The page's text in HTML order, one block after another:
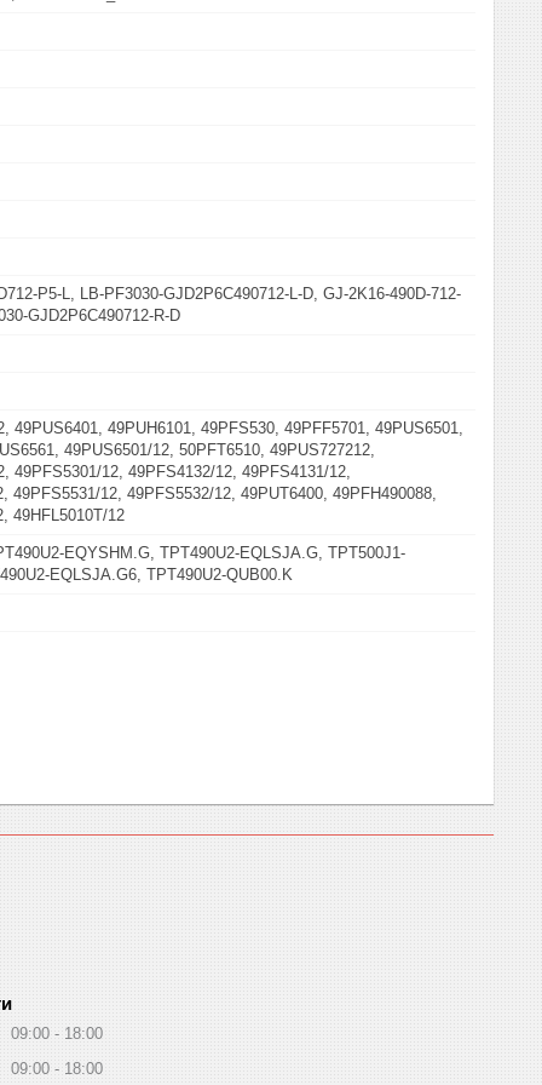
P5-L, LB-PF3030-GJD2P6C490712-L-D, GJ-2K16-490D-712-
GJD2P6C490712-R-D
49PUS6401, 49PUH6101, 49PFS530, 49PFF5701, 49PUS6501,
49PUS6501/12, 50PFT6510, 49PUS727212,
49PFS5301/12, 49PFS4132/12, 49PFS4131/12,
49PFS5531/12, 49PFS5532/12, 49PUT6400, 49PFH490088,
49HFL5010T/12
EQYSHM.G, TPT490U2-EQLSJA.G, TPT500J1-
EQLSJA.G6, TPT490U2-QUB00.K
09:00
18:00
09:00 18:00